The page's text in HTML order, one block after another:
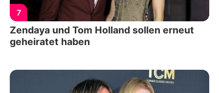
7
Zendaya und Tom Holland sollen erneut
geheiratet haben